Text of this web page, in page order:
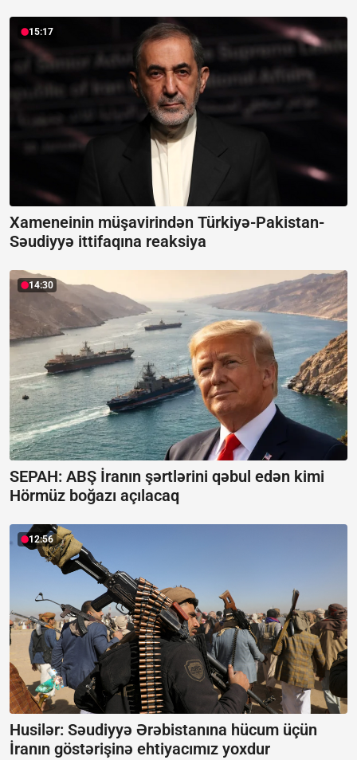
15:17
Xameneinin müşavirindən Türkiyə-Pakistan-
Səudiyyə ittifaqına reaksiya
14:30
SEPAH: ABŞ İranın şərtlərini qəbul edən kimi
Hörmüz boğazı açılacaq
12:56
Husilər: Səudiyyə Ərəbistanına hücum üçün
İranın göstərişinə ehtiyacımız yoxdur